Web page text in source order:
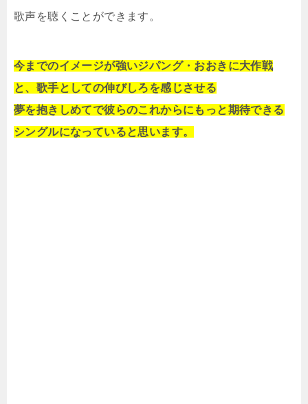
歌声を聴くことができます。
今までのイメージが強いジパング・おおきに大作戦
と、歌手としての伸びしろを感じさせる
夢を抱きしめてで彼らのこれからにもっと期待できる
シングルになっていると思います。